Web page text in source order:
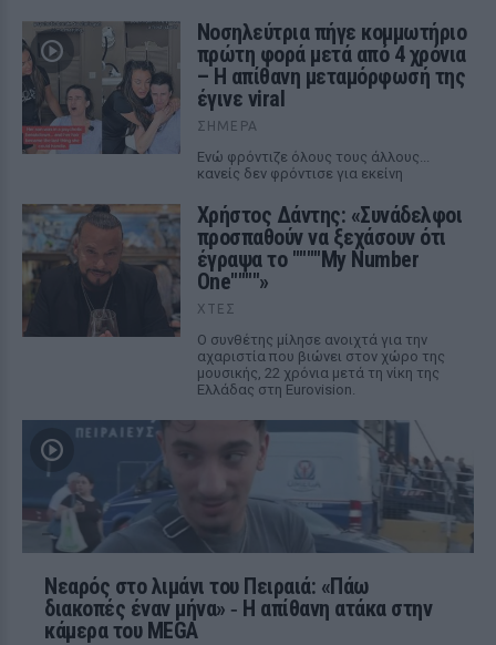
Νοσηλεύτρια πήγε κομμωτήριο
πρώτη φορά μετά από 4 χρόνια
– Η απίθανη μεταμόρφωσή της
έγινε viral
ΣΉΜΕΡΑ
Ενώ φρόντιζε όλους τους άλλους...
κανείς δεν φρόντισε για εκείνη
Χρήστος Δάντης: «Συνάδελφοι
προσπαθούν να ξεχάσουν ότι
έγραψα το """"My Number
One""""»
ΧΤΕΣ
Ο συνθέτης μίλησε ανοιχτά για την
αχαριστία που βιώνει στον χώρο της
μουσικής, 22 χρόνια μετά τη νίκη της
Ελλάδας στη Eurovision.
Νεαρός στο λιμάνι του Πειραιά: «Πάω
διακοπές έναν μήνα» ‑ Η απίθανη ατάκα στην
κάμερα του MEGA